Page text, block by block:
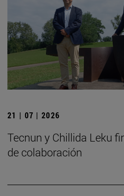
21 | 07 | 2026
Tecnun y Chillida Leku
de colaboración